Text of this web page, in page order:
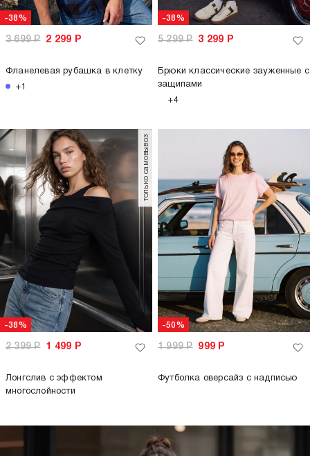
-38%
3 699Р 2 299 Р
Фланелевая рубашка в клетку
+1
-38%
5 299Р 3 299 Р
Брюки классические зауженные с
защипами
+4
-38%
только самовывоз
2 399Р 1 499 Р
Лонгслив с эффектом
многослойности
-50%
1 999Р 999 Р
Футболка оверсайз с надписью